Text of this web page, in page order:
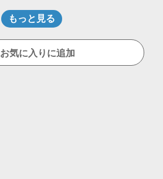
もっと見る
お気に入りに追加